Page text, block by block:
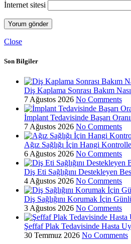
İnternet sitesi
Close
Son Bilgiler
Diş Kaplama Sonrası Bakım
7 Ağustos 2026 No Comments
İmplant Tedavisinde Başarı
7 Ağustos 2026 No Comments
Ağız Sağlığı İçin Hangi
6 Ağustos 2026 No Comments
Diş Eti Sağlığını Destekleyen
4 Ağustos 2026 No Comments
Diş Sağlığını Korumak İçin
3 Ağustos 2026 No Comments
Şeffaf Plak Tedavisinde Hasta
30 Temmuz 2026 No Comments